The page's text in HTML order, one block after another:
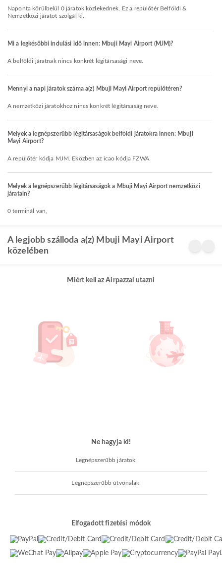
Naponta körülbelül 0 járatok közlekednek. Ez a repülőtér Belföldi &
Nemzetközi járatot szolgál ki.
Mi a legkésőbbi indulási idő innen: Mbuji Mayi Airport (MJM)?
A belföldi járatnak nincs konkrét légitársasági neve.
Mennyi a napi járatok száma a(z) Mbuji Mayi Airport repülőtéren?
A nemzetközi járatokhoz nincs konkrét légitársaság neve.
Melyek a legnépszerűbb légitársaságok belföldi járatokra innen: Mbuji
Mayi Airport?
A repülőtér kódja MJM. Eközben az icao kódja FZWA.
Melyek a legnépszerűbb légitársaságok a Mbuji Mayi Airport nemzetközi
járatain?
0 terminál van,
A legjobb szálloda a(z) Mbuji Mayi Airport
közelében
Miért kell az Airpazzal utazni
Ne hagyja ki!
Legnépszerűbb járatok
Legnépszerűbb útvonalak
Elfogadott fizetési módok